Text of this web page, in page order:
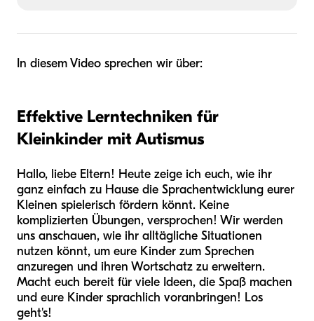
In diesem Video sprechen wir über:
Effektive Lerntechniken für
Kleinkinder mit Autismus
Hallo, liebe Eltern! Heute zeige ich euch, wie ihr
ganz einfach zu Hause die Sprachentwicklung eurer
Kleinen spielerisch fördern könnt. Keine
komplizierten Übungen, versprochen! Wir werden
uns anschauen, wie ihr alltägliche Situationen
nutzen könnt, um eure Kinder zum Sprechen
anzuregen und ihren Wortschatz zu erweitern.
Macht euch bereit für viele Ideen, die Spaß machen
und eure Kinder sprachlich voranbringen! Los
geht's!